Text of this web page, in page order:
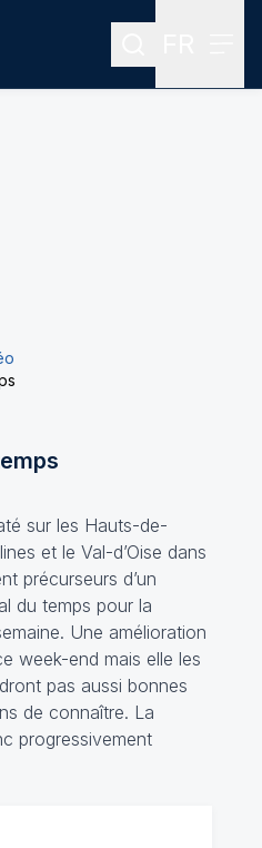
Rechercher
sur les Hauts-de-
et le Val-d’Oise dans
précurseurs d’un
du temps pour la
Une amélioration
week-end mais elle les
pas aussi bonnes
de connaître. La
progressivement